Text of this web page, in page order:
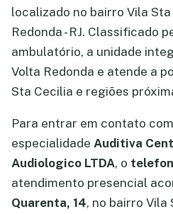
localizado no bairro Vila
Redonda - RJ. Classificado
ambulatório, a unidade
Volta Redonda e atende a
Sta Cecilia e regiões
Para entrar em contato
especialidade Auditiva
Audiologico LTDA, o
atendimento presencial
Quarenta, 14, no bairro Vila